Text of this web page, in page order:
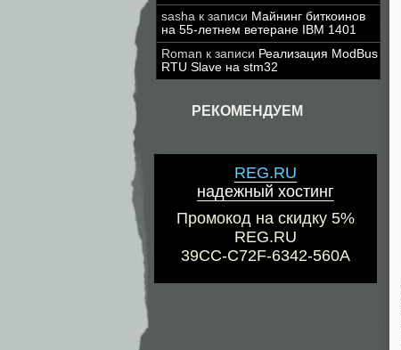
sasha к записи Майнинг биткоинов
на 55-летнем ветеране IBM 1401
Roman к записи Реализация ModBus
RTU Slave на stm32
РЕКОМЕНДУЕМ
REG.RU
надежный хостинг
Промокод на скидку 5%
REG.RU
39CC-C72F-6342-560A